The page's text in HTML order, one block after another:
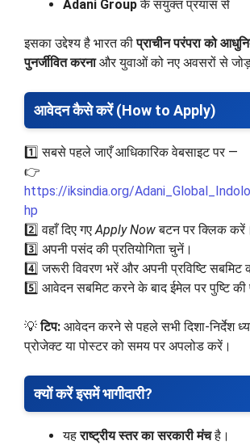
Adani Groupके संयुक्त प्रयास से
इसका उद्देश्य है भारत कीप्राचीन परंपरा को
पुनर्जीवित करनाऔर युवाओं को नए अवसरों से
आवेदन कैसे करें (How to Apply)
1️⃣ सबसे पहले जाएँ आधिकारिक वेबसाइट पर —
👉
https://iksindia.org/
hp
2️⃣ वहाँ दिए गएApply Nowबटन पर क्लिक करें।
3️⃣ अपनी पसंद की प्रतियोगिता चुनें।
4️⃣ जरूरी विवरण भरें और अपनी प्रविष्टि सबमिट
5️⃣ आवेदन सबमिट करने के बाद ईमेल पर पुष्टि की
💡टिप: आवेदन करने से पहले सभी दिशा-निर्देश
प्रोजेक्ट या पोस्टर को समय पर अपलोड करें।
क्यों करें इसमें भागीदारी?
यहराष्ट्रीय स्तर का सरकारी मंचहै।